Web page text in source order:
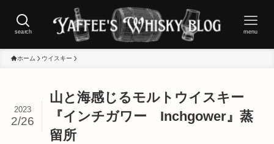
search menu
ホーム ウイスキー
山と海感じるモルトウイスキー
『インチガワー Inchgower』蒸
留所
2023
2/26